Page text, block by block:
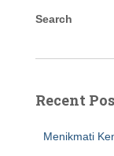
Search
Recent
Menikmati